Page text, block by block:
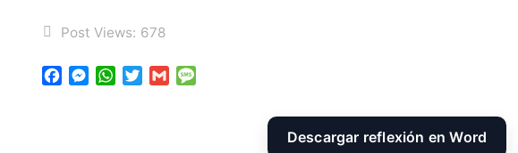
Post Views: 678
M
W
G
Descargar reflexión en Word